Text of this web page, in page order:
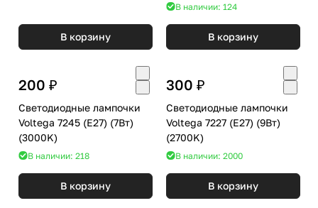
В корзину
В наличии: 124
В корзину
200 ₽
Светодиодные лампочки
Voltega 7245 (E27) (7Вт)
(3000K)
В наличии: 218
В корзину
300 ₽
Светодиодные лампочки
Voltega 7227 (E27) (9Вт)
(2700K)
В наличии: 2000
В корзину